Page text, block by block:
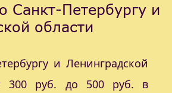
Санкт-Петербургу и
области
и Ленинградской
300 руб. до 500 руб. в